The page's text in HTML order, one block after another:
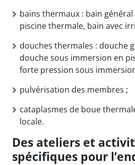
bains thermaux : bain
piscine thermale, bain avec
douches thermales : douche
douche sous immersion en
forte pression sous
pulvérisation des membres ;
cataplasmes de boue
locale.
Des ateliers et
spécifiques pour